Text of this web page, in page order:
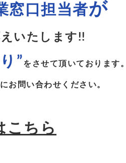
窓口担当者が
いたします!!
”をさせて頂いております。
お問い合わせください。
こちら